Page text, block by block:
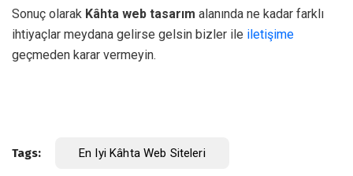
Sonuç olarak Kâhta web tasarım alanında ne kadar farklı
ihtiyaçlar meydana gelirse gelsin bizler ile iletişime
geçmeden karar vermeyin.
Tags: En Iyi Kâhta Web Siteleri